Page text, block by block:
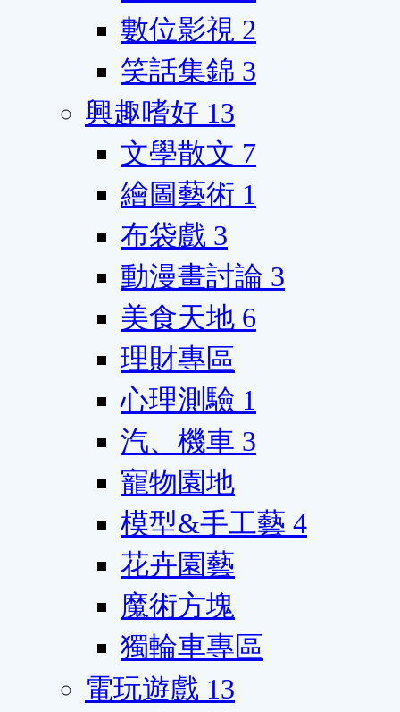
數位影視 2
笑話集錦 3
興趣嗜好 13
文學散文 7
繪圖藝術 1
布袋戲 3
動漫畫討論 3
美食天地 6
理財專區
心理測驗 1
汽、機車 3
寵物園地
模型&手工藝 4
花卉園藝
魔術方塊
獨輪車專區
電玩遊戲 13